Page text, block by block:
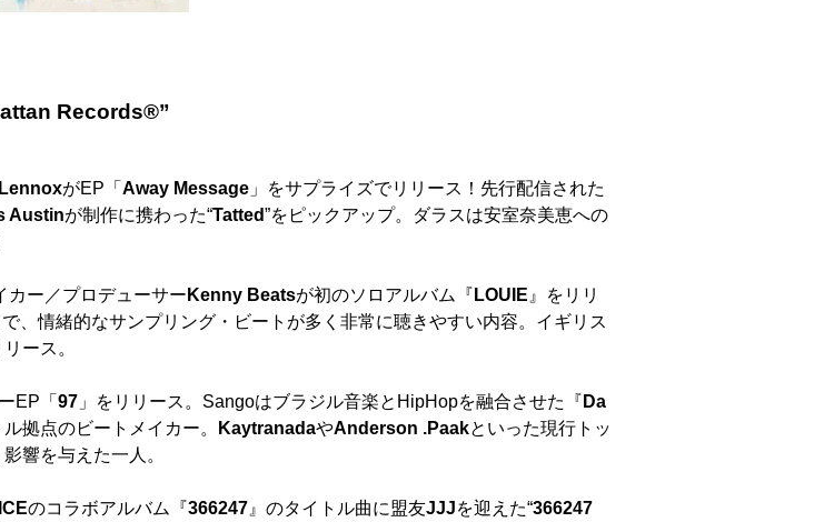
Records®”
がEP「 Away Message 」をサプライズでリリース！先行配信された
Austinが制作に携わった“Tatted”をピックアップ。ダラスは安室奈美恵への
カー／プロデューサー Kenny Beatsが初のソロアルバム『 LOUIE 』をリリ
、情緒的なサンプリング・ビートが多く非常に聴きやすい内容。イギリス
ース。
EP「 97 」をリリース。Sangoはブラジル音楽とHipHopを融合させた『 Da
拠点のビートメイカー。 KaytranadaやAnderson .Paakといった現行トッ
響を与えた一人。
のコラボアルバム『366247 』のタイトル曲に盟友JJJを迎えた“366247